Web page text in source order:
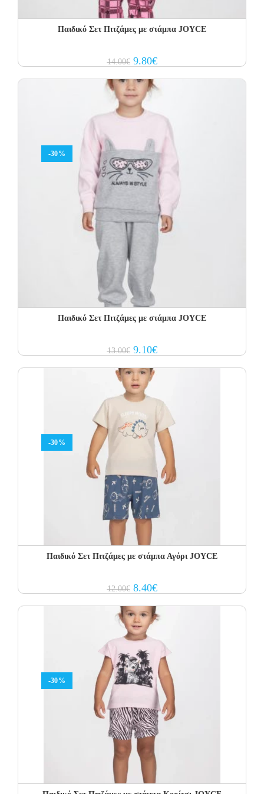
Παιδικό Σετ Πιτζάμες με στάμπα JOYCE
14.00€ Original
price
14.00€.
9.80€Current
price
-30%
Παιδικό Σετ Πιτζάμες με στάμπα JOYCE
13.00€ Original
price
13.00€.
9.10€Current
price
-30%
Παιδικό Σετ Πιτζάμες με στάμπα Αγόρι JOYCE
12.00€ Original
price
12.00€.
8.40€Current
price
-30%